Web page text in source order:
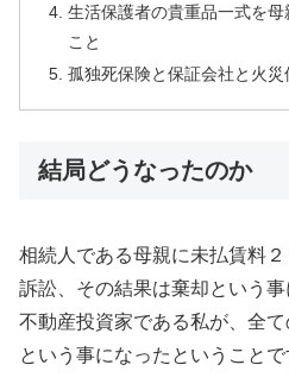
生活保護者の貴重品一式を
こと
孤独死保険と保証会社と火
結局どうなったのか
相続人である母親に未払賃料
訴訟、その結果は棄却という
不動産投資家である私が、全
という事になったということで